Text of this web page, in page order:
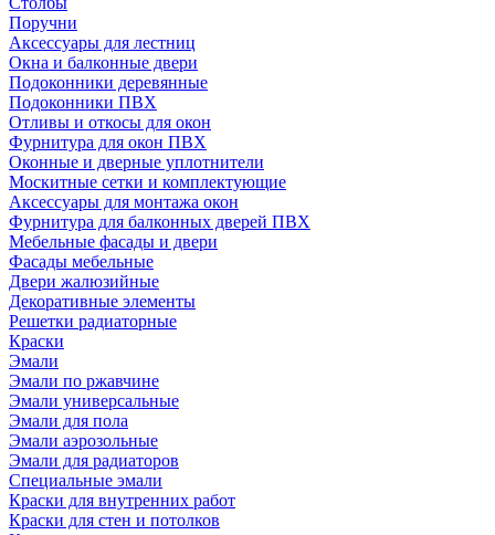
Поручни
Аксессуары для лестниц
Окна и балконные двери
Подоконники деревянные
Подоконники ПВХ
Отливы и откосы для окон
Фурнитура для окон ПВХ
Оконные и дверные уплотнители
Москитные сетки и комплектующие
Аксессуары для монтажа окон
Фурнитура для балконных дверей ПВХ
Мебельные фасады и двери
Фасады мебельные
Двери жалюзийные
Декоративные элементы
Решетки радиаторные
Краски
Эмали
Эмали по ржавчине
Эмали универсальные
Эмали для пола
Эмали аэрозольные
Эмали для радиаторов
Специальные эмали
Краски для внутренних работ
Краски для стен и потолков